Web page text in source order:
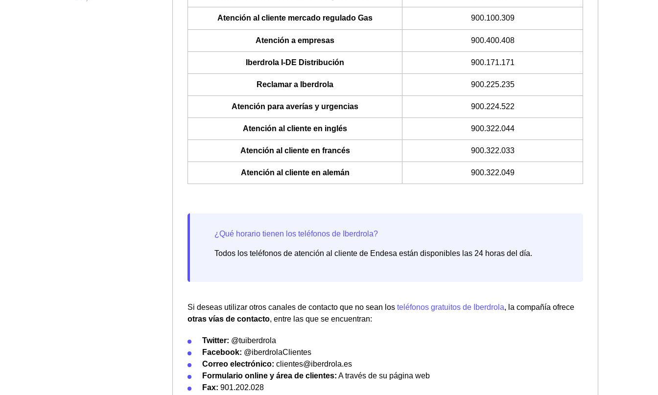
Atención al cliente mercado regulado Gas 900.100.309
Atención a empresas 900.400.408
Iberdrola I-DE Distribución 900.171.171
Reclamar a Iberdrola 900.225.235
Atención para averías y urgencias 900.224.522
Atención al cliente en inglés 900.322.044
Atención al cliente en francés 900.322.033
Atención al cliente en alemán 900.322.049
Todos los teléfonos de atención al cliente de Endesa están disponibles las 24 horas del día.
Si deseas utilizar otros canales de contacto que no sean los teléfonos gratuitos de Iberdrola, la compañía ofrece
otras vías de contacto, entre las que se encuentran:
Twitter: @tuiberdrola
Facebook: @iberdrolaClientes
Correo electrónico: clientes@iberdrola.es
Formulario online y área de clientes: A través de su página web
Fax: 901.202.028